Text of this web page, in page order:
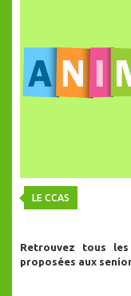
LE CCAS
Retrouvez tous
proposées aux